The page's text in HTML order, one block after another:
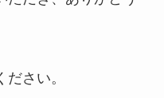
さい。